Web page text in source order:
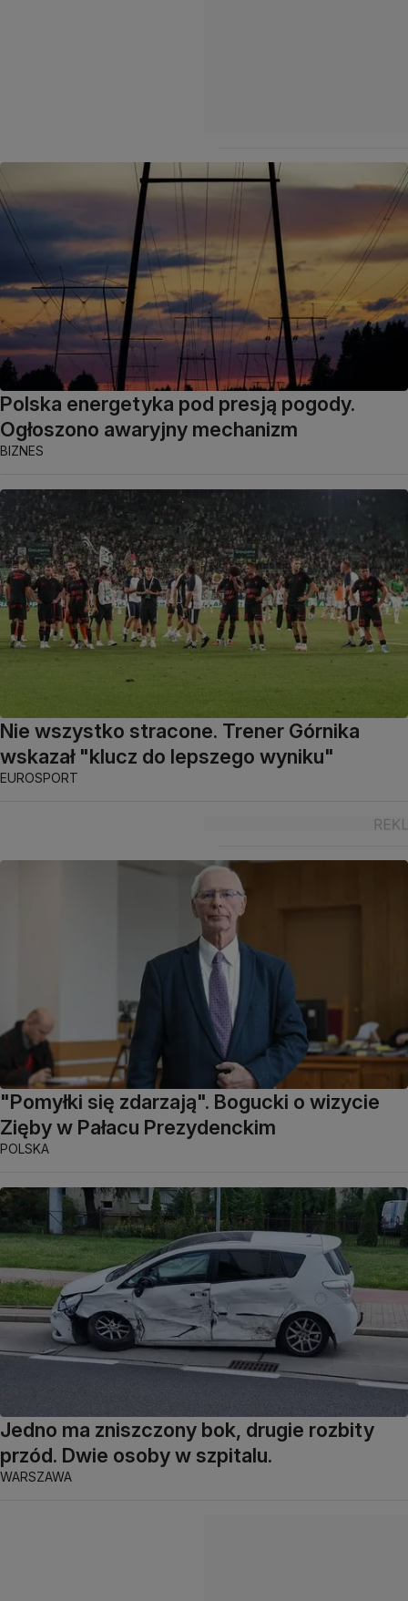
Polska energetyka pod presją pogody.
Ogłoszono awaryjny mechanizm
BIZNES
Nie wszystko stracone. Trener Górnika
wskazał "klucz do lepszego wyniku"
EUROSPORT
"Pomyłki się zdarzają". Bogucki o wizycie
Zięby w Pałacu Prezydenckim
POLSKA
Jedno ma zniszczony bok, drugie rozbity
przód. Dwie osoby w szpitalu.
WARSZAWA